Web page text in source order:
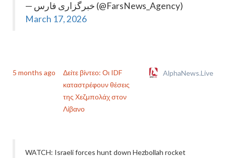
— خبرگزاری فارس (@FarsNews_Agency)
March 17, 2026
5 months ago
Δείτε βίντεο: Οι IDF
καταστρέφουν θέσεις
της Χεζμπολάχ στον
Λίβανο
AlphaNews.Live
WATCH: Israeli forces hunt down Hezbollah rocket